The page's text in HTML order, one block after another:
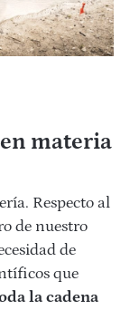
materia
Respecto al
de nuestro
de
que
la cadena